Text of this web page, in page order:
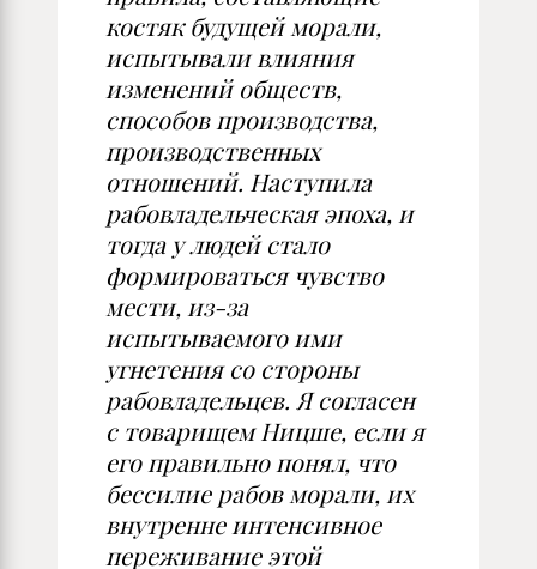
костяк будущей морали,
испытывали влияния
изменений обществ,
способов производства,
производственных
отношений. Наступила
рабовладельческая эпоха, и
тогда у людей стало
формироваться чувство
мести, из-за
испытываемого ими
угнетения со стороны
рабовладельцев. Я согласен
с товарищем Ницше, если я
его правильно понял, что
бессилие рабов морали, их
внутренне интенсивное
переживание этой